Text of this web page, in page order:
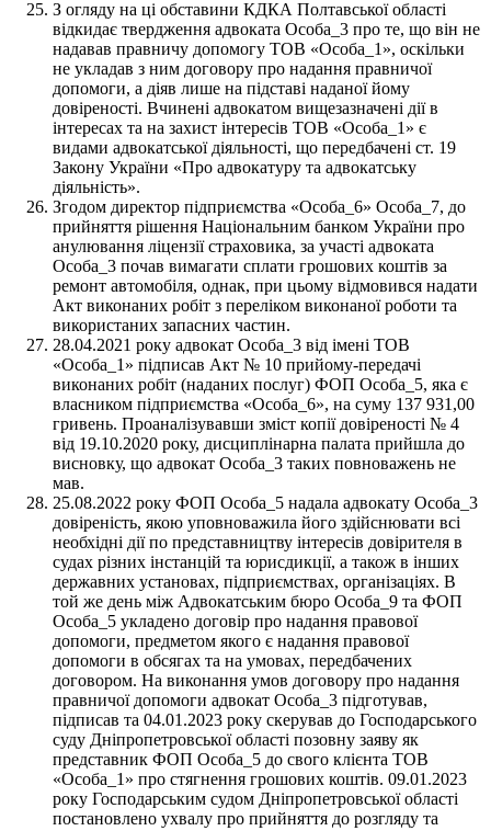
З огляду на ці обставини КДКА Полтавської області
відкидає твердження адвоката Особа_3 про те, що він не
надавав правничу допомогу ТОВ «Особа_1», оскільки
не укладав з ним договору про надання правничої
допомоги, а діяв лише на підставі наданої йому
довіреності. Вчинені адвокатом вищезазначені дії в
інтересах та на захист інтересів ТОВ «Особа_1» є
видами адвокатської діяльності, що передбачені ст. 19
Закону України «Про адвокатуру та адвокатську
діяльність».
Згодом директор підприємства «Особа_6» Особа_7, до
прийняття рішення Національним банком України про
анулювання ліцензії страховика, за участі адвоката
Особа_3 почав вимагати сплати грошових коштів за
ремонт автомобіля, однак, при цьому відмовився надати
Акт виконаних робіт з переліком виконаної роботи та
використаних запасних частин.
28.04.2021 року адвокат Особа_3 від імені ТОВ
«Особа_1» підписав Акт № 10 прийому-передачі
виконаних робіт (наданих послуг) ФОП Особа_5, яка є
власником підприємства «Особа_6», на суму 137 931,00
гривень. Проаналізувавши зміст копії довіреності № 4
від 19.10.2020 року, дисциплінарна палата прийшла до
висновку, що адвокат Особа_3 таких повноважень не
мав.
25.08.2022 року ФОП Особа_5 надала адвокату Особа_3
довіреність, якою уповноважила його здійснювати всі
необхідні дії по представництву інтересів довірителя в
судах різних інстанцій та юрисдикції, а також в інших
державних установах, підприємствах, організаціях. В
той же день між Адвокатським бюро Особа_9 та ФОП
Особа_5 укладено договір про надання правової
допомоги, предметом якого є надання правової
допомоги в обсягах та на умовах, передбачених
договором. На виконання умов договору про надання
правничої допомоги адвокат Особа_3 підготував,
підписав та 04.01.2023 року скерував до Господарського
суду Дніпропетровської області позовну заяву як
представник ФОП Особа_5 до свого клієнта ТОВ
«Особа_1» про стягнення грошових коштів. 09.01.2023
року Господарським судом Дніпропетровської області
постановлено ухвалу про прийняття до розгляду та